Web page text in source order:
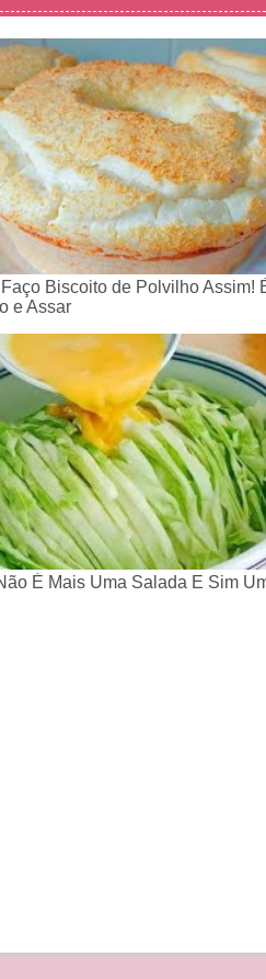
Biscoito de Polvilho Assim!
e Assar
É Mais Uma Salada E Sim